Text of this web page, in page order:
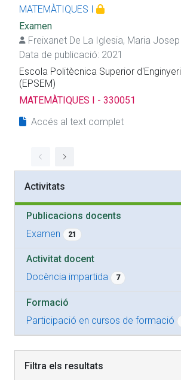
MATEMÀTIQUES I
Examen
Freixanet De La Iglesia, Maria Josep
Data de publicació: 2021
Escola Politècnica Superior
(EPSEM)
MATEMÀTIQUES I - 330051
Accés al text complet
Activitats
Publicacions docents
Examen
21
Activitat docent
Docència impartida
7
Formació
Participació en cursos de formació
Filtra els resultats